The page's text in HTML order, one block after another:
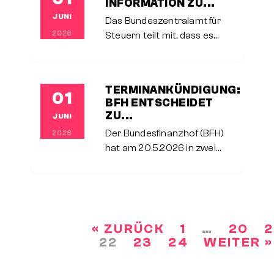
JUNI
2026
INFORMATION ZU...
Das Bundeszentralamt für
Steuern teilt mit, dass es
Einkommensteuergesetz für
die Bauabzugsteuer
Anfragen
01
JUNI
2026
TERMINANKÜNDIGUNG:
BFH ENTSCHEIDET
ZU...
Der Bundesfinanzhof (BFH)
hat am 20.5.2026 in zwei
verkündet.Baden-
Württemberg ist eines von
SEITENNUMMERIERUNG
DER
« ZURÜCK 1 … 20
22
23 24 WEITER »